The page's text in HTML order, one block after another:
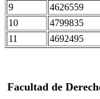
9 4626559
10 4799835
11 4692495
Facultad de